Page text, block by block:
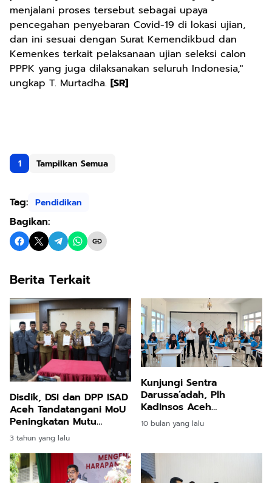
menjalani proses tersebut sebagai upaya
pencegahan penyebaran Covid-19 di lokasi ujian,
dan ini sesuai dengan Surat Kemendikbud dan
Kemenkes terkait pelaksanaan ujian seleksi calon
PPPK yang juga dilaksanakan seluruh Indonesia,"
ungkap T. Murtadha. [SR]
1 Tampilkan Semua
Tag: Pendidikan
Bagikan:
Berita Terkait
Disdik, DSI dan DPP ISAD
Aceh Tandatangani MoU
Peningkatan Mutu
Pendidikan Berbasis
Syariat Islam
3 tahun yang lalu
Kunjungi Sentra
Darussa’adah, Plh
Kadinsos Aceh
Zulkarnain Motivasi
Anak-Anak: “Pendidikan
Depan yang Lebih Baik!”
10 bulan yang lalu